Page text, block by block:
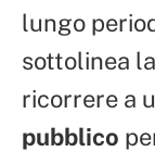
lungo
sottolinea
ricorrere a
pubblico